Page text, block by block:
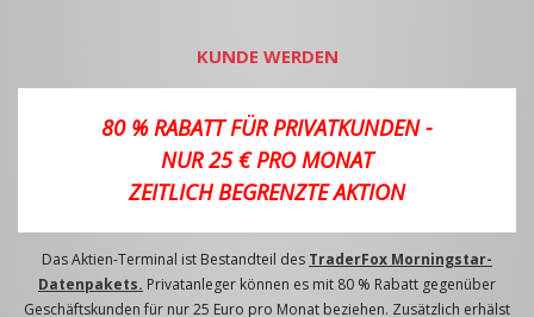
KUNDE WERDEN
80 % RABATT FÜR PRIVATKUNDEN -
NUR 25 € PRO MONAT
ZEITLICH BEGRENZTE AKTION
Das Aktien-Terminal ist Bestandteil des TraderFox Morningstar-
Datenpakets. Privatanleger können es mit 80 % Rabatt gegenüber
Geschäftskunden für nur 25 Euro pro Monat beziehen. Zusätzlich erhälst